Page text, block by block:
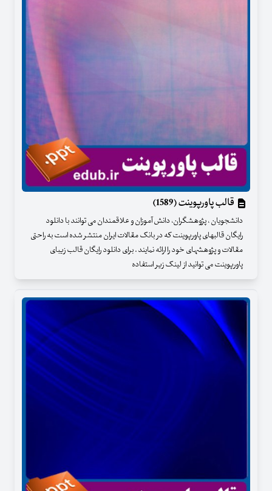
قالب پاورپوینت (1589)
دانشجویان ، پژوهشگران، دانش آموزان و علاقمندان می توانند با دانلود
رایگان قالبهای پاورپوینت که در بانک مقالات ایران منتشر شده است به راحتی
مقالات و پژوهشهای خود را ارائه نمایند . برای دانلود رایگان قالب زیبای
پاورپوینت می توانید از لینک زیر استفاده